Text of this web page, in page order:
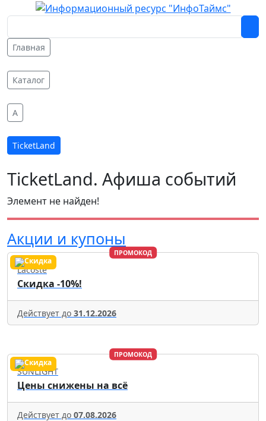
Главная
Каталог
A
TicketLand
TicketLand. Афиша событий
Элемент не найден!
Акции и купоны
ПРОМОКОД
Lacoste
Скидка -10%!
Действует до 31.12.2026
ПРОМОКОД
SUNLIGHT
Цены снижены на всё
Действует до 07.08.2026